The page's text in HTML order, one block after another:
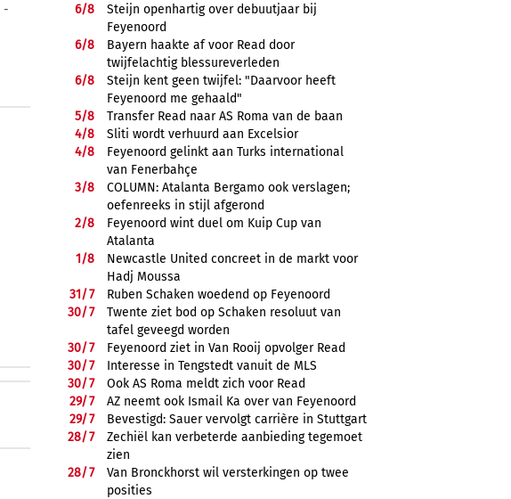
-
6/8
Steijn openhartig over debuutjaar bij
Feyenoord
6/8
Bayern haakte af voor Read door
twijfelachtig blessureverleden
6/8
Steijn kent geen twijfel: "Daarvoor heeft
Feyenoord me gehaald"
5/8
Transfer Read naar AS Roma van de baan
4/8
Sliti wordt verhuurd aan Excelsior
4/8
Feyenoord gelinkt aan Turks international
van Fenerbahçe
3/8
COLUMN: Atalanta Bergamo ook verslagen;
oefenreeks in stijl afgerond
2/8
Feyenoord wint duel om Kuip Cup van
Atalanta
1/8
Newcastle United concreet in de markt voor
Hadj Moussa
31/7
Ruben Schaken woedend op Feyenoord
30/7
Twente ziet bod op Schaken resoluut van
tafel geveegd worden
30/7
Feyenoord ziet in Van Rooij opvolger Read
30/7
Interesse in Tengstedt vanuit de MLS
30/7
Ook AS Roma meldt zich voor Read
29/7
AZ neemt ook Ismail Ka over van Feyenoord
29/7
Bevestigd: Sauer vervolgt carrière in Stuttgart
28/7
Zechiël kan verbeterde aanbieding tegemoet
zien
28/7
Van Bronckhorst wil versterkingen op twee
posities